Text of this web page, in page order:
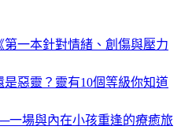
一本針對情緒、創傷與壓力
惡靈？靈有10個等級你知道
一場與內在小孩重逢的療癒旅